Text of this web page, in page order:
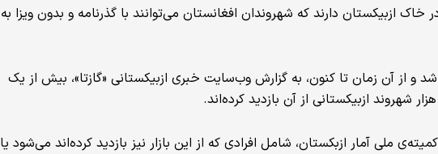
ازبیکستان دارند که شهروندان افغانستان می‌توانند با گذرنامه و بدون ویزا به
در ماه اگست سال 2024 افتتاح شد و از آن زمان تا کنون، به گزارش وب‌سایت خبری ازبیکستانی «گازتا»، بیش از یک
ملی آمار ازبکستان، شامل افرادی که از این بازار نیز بازدید کرده‌اند می‌شود یا